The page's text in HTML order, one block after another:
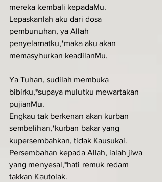
mereka kembali kepadaMu.
Lepaskanlah aku dari dosa
pembunuhan, ya Allah
penyelamatku,*maka aku akan
memasyhurkan keadilanMu.
Ya Tuhan, sudilah membuka
bibirku,*supaya mulutku mewartakan
pujianMu.
Engkau tak berkenan akan kurban
sembelihan,*kurban bakar yang
kupersembahkan, tidak Kausukai.
Persembahan kepada Allah, ialah jiwa
yang menyesal,*hati remuk redam
takkan Kautolak.